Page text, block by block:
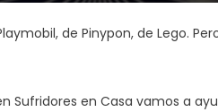
de Pinypon, de Lego.
Sufridores en Casa vamos a